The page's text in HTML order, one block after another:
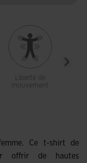
Liberté de
mouvement
Ce t-shirt de
offrir de hautes